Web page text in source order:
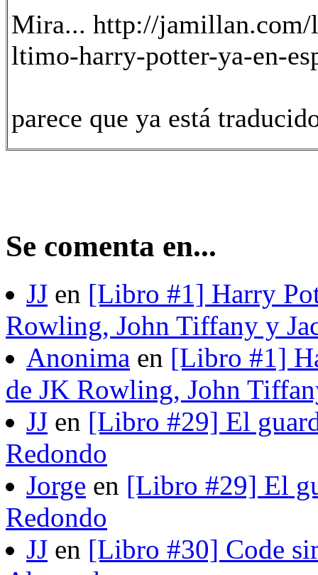
Mira... http://
ltimo-harry-potter-ya-en-
parece que ya está
Se comenta en...
JJ en [Libro #1] Harry
Rowling, John Tiffany y
Anonima en [Libro #1]
de JK Rowling, John
JJ en [Libro #29] El
Redondo
Jorge en [Libro #29] El
Redondo
JJ en [Libro #30] Code